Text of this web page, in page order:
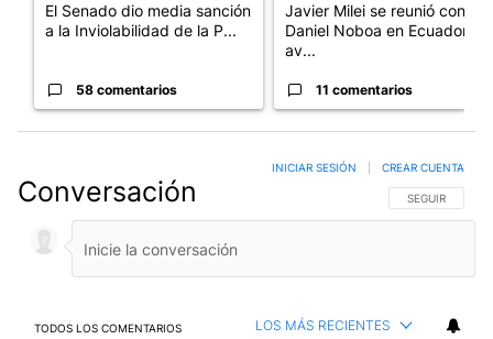
El Senado dio media sanción
a la Inviolabilidad de la P...
58 comentarios
Javier Milei se reunió con
Daniel Noboa en Ecuador y
av...
11 comentarios
Conversación SIGA ESTA
SEGUIR
INICIAR SESIÓN CREAR CUENTA
TODOS LOS COMENTARIOS LOS MÁS RECIENTES